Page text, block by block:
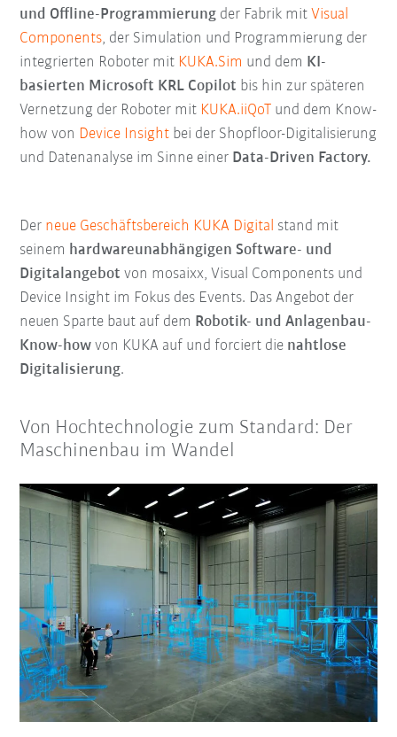
und Offline-Programmierung der Fabrik mitVisual
Components, der Simulation und Programmierung der
integrierten Roboter mit KUKA.Sim und dem KI-
basierten Microsoft KRL Copilot bis hin zur späteren
Vernetzung der Roboter mit KUKA.iiQoT und dem Know-
how von Device Insight bei der Shopfloor-Digitalisierung
und Datenanalyse im Sinne einer Data-Driven Factory.
Der neue Geschäftsbereich KUKA Digital stand mit
seinem hardwareunabhängigen Software- und
Digitalangebot von mosaixx, Visual Components und
Device Insight im Fokus des Events. Das Angebot der
neuen Sparte baut auf dem Robotik- und Anlagenbau-
Know-how von KUKA auf und forciert die nahtlose
Digitalisierung.
Von Hochtechnologie zum Standard: Der
Maschinenbau im Wandel